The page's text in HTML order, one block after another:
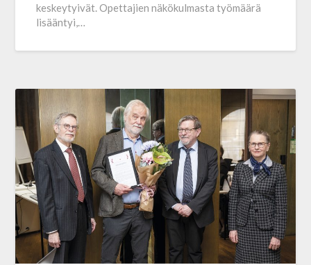
keskeytyivät. Opettajien näkökulmasta työmäärä
lisääntyi,…